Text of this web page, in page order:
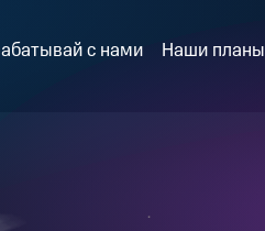
с нами Наши планы